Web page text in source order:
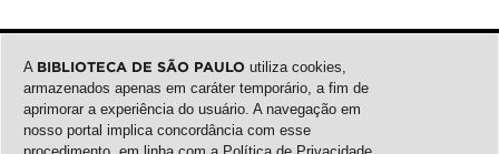
A BIBLIOTECA DE SÃO PAULO utiliza cookies,
armazenados apenas em caráter temporário, a fim de
aprimorar a experiência do usuário. A navegação em
nosso portal implica concordância com esse